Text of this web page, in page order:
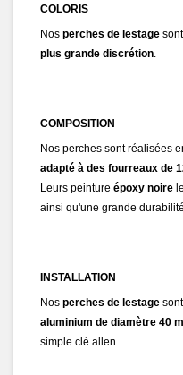
COLORIS
Nos perches de lestage
plus grande discrétion.
COMPOSITION
Nos perches sont réalisées
adapté à des fourreaux de
Leurs peinture époxy noire
ainsi qu'une grande
INSTALLATION
Nos perches de lestage
aluminium de diamètre 40
simple clé allen.